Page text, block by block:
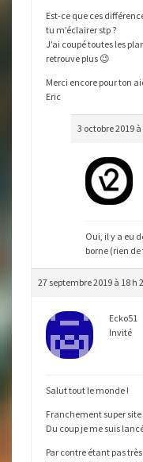
Est-ce que ces
tu m’éclairer stp ?
J’ai coupé toutes les
retrouve plus 😉
Merci encore pour ton
Eric
3 octobre 2019
Oui, il y a eu
borne (rien
27 septembre 2019 à 18 h
Ecko51
Invité
Salut tout le monde !
Franchement super
Du coup je me suis
Par contre étant pas